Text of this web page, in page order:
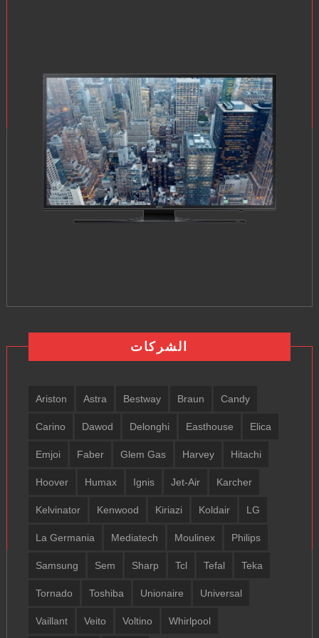
الشركات
Ariston Astra Bestway Braun Candy
Carino Dawod Delonghi Easthouse Elica
Emjoi Faber Glem Gas Harvey Hitachi
Hoover Humax Ignis Jet-Air Karcher
Kelvinator Kenwood Kiriazi Koldair LG
La Germania Mediatech Moulinex Philips
Samsung Sem Sharp Tcl Tefal Teka
Tornado Toshiba Unionaire Universal
Vaillant Veito Voltino Whirlpool